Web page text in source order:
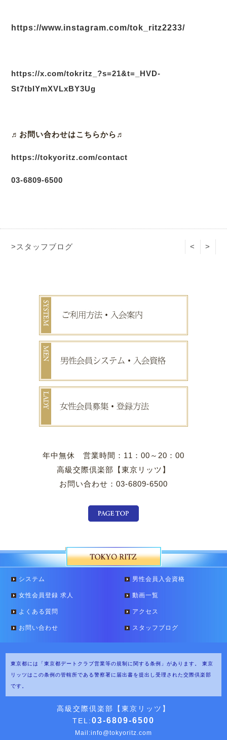
https://www.instagram.com/tok_ritz2233/
https://x.com/tokritz_?s=21&t=_HVD-
St7tbIYmXVLxBY3Ug
♬ お問い合わせはこちらから♬
https://tokyoritz.com/contact
03-6809-6500
>スタッフブログ < >
年中無休 営業時間：11：00～20：00
高級交際倶楽部【東京リッツ】
お問い合わせ：03-6809-6500
システム 男性会員入会資格
女性会員登録 求人 動画一覧
よくある質問 アクセス
お問い合わせ スタッフブログ
東京都には「東京都デートクラブ営業等の規制に関する条例」があります。
東京
リッツはこの条例の管轄所である警察署に届出書を提出し受理された交際倶楽部
です。
高級交際倶楽部【東京リッツ】
TEL:03-6809-6500
Mail:info@tokyoritz.com